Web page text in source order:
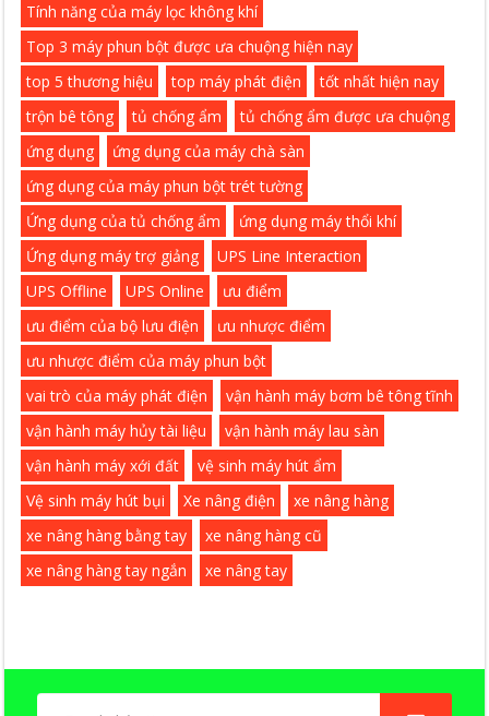
Tính năng của máy lọc không khí
Top 3 máy phun bột được ưa chuộng hiện nay
top 5 thương hiệu
top máy phát điện
tốt nhất hiện nay
trộn bê tông
tủ chống ẩm
tủ chống ẩm được ưa chuộng
ứng dụng
ứng dụng của máy chà sàn
ứng dụng của máy phun bột trét tường
Ứng dụng của tủ chống ẩm
ứng dụng máy thổi khí
Ứng dụng máy trợ giảng
UPS Line Interaction
UPS Offline
UPS Online
ưu điểm
ưu điểm của bộ lưu điện
ưu nhược điểm
ưu nhược điểm của máy phun bột
vai trò của máy phát điện
vận hành máy bơm bê tông tĩnh
vận hành máy hủy tài liệu
vận hành máy lau sàn
vận hành máy xới đất
vệ sinh máy hút ẩm
Vệ sinh máy hút bụi
Xe nâng điện
xe nâng hàng
xe nâng hàng bằng tay
xe nâng hàng cũ
xe nâng hàng tay ngắn
xe nâng tay